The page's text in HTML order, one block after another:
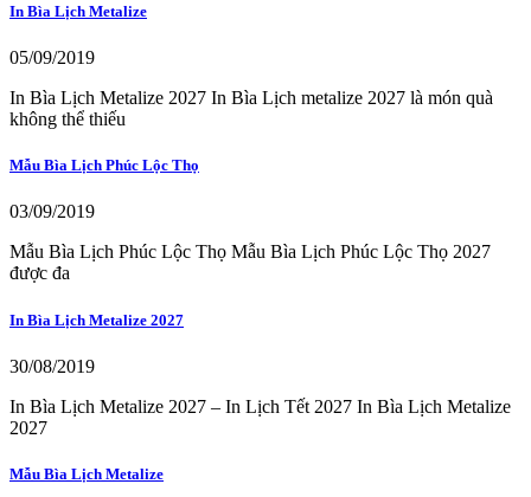
In Bìa Lịch Metalize
05/09/2019
In Bìa Lịch Metalize 2027 In Bìa Lịch metalize 2027 là món quà
không thể thiếu
Mẫu Bìa Lịch Phúc Lộc Thọ
03/09/2019
Mẫu Bìa Lịch Phúc Lộc Thọ Mẫu Bìa Lịch Phúc Lộc Thọ 2027
được đa
In Bìa Lịch Metalize 2027
30/08/2019
In Bìa Lịch Metalize 2027 – In Lịch Tết 2027 In Bìa Lịch Metalize
2027
Mẫu Bìa Lịch Metalize